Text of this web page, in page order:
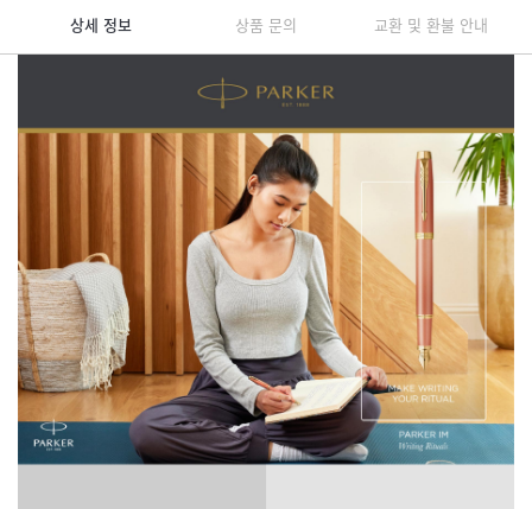
상세 정보 상품 문의 교환 및 환불 안내